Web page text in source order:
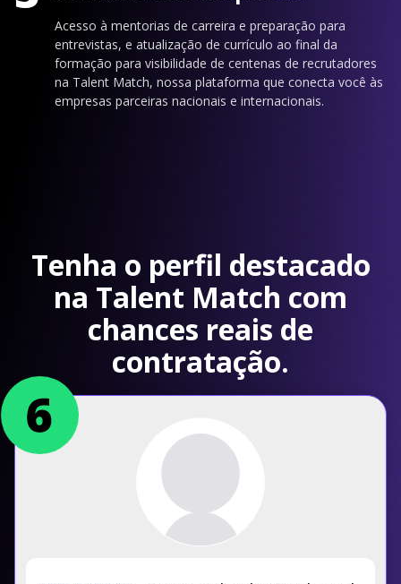
Acesso à mentorias de carreira e preparação para
entrevistas, e atualização de currículo ao final da
formação para visibilidade de centenas de recrutadores
na Talent Match, nossa plataforma que conecta você às
empresas parceiras nacionais e internacionais.
Tenha o perfil destacado
na Talent Match com
chances reais de
contratação.